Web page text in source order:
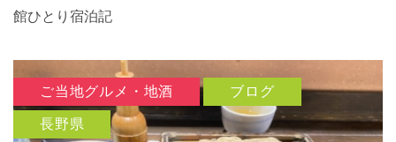
館ひとり宿泊記
ご当地グルメ・地酒 ブログ
長野県